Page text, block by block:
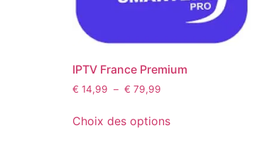
IPTV France Premium
€ 14,99 – € 79,99
Choix des options